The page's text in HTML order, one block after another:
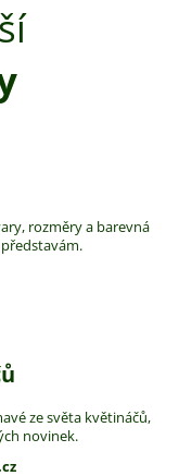
rozměry a barevná
ze světa květináčů,
novinek.